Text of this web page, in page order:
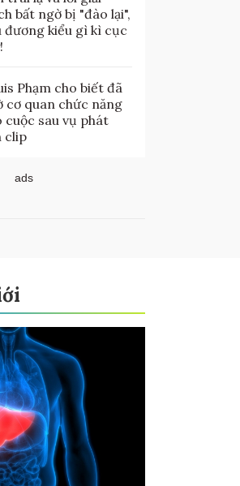
bất ngờ bị "đào lại",
đương kiểu gì kì cục
Phạm cho biết đã
cơ quan chức năng
cuộc sau vụ phát
clip
ads